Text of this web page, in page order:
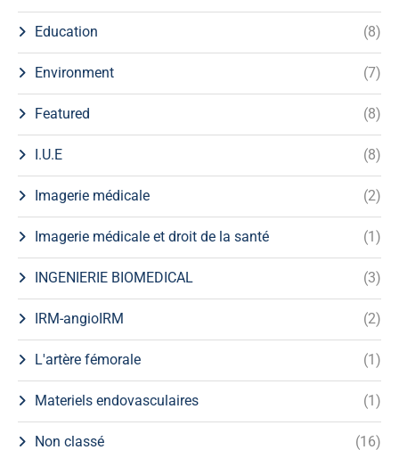
Education (8)
Environment (7)
Featured (8)
I.U.E (8)
Imagerie médicale (2)
Imagerie médicale et droit de la santé (1)
INGENIERIE BIOMEDICAL (3)
IRM-angioIRM (2)
L'artère fémorale (1)
Materiels endovasculaires (1)
Non classé (16)